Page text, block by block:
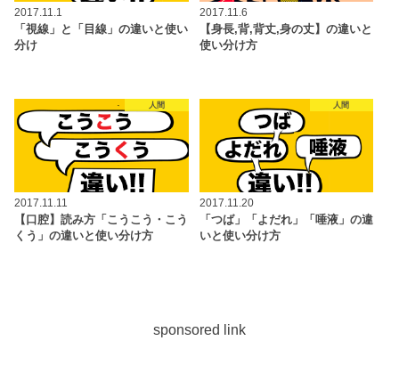
2017.11.1
「視線」と「目線」の違いと使い
分け
2017.11.6
【身長,背,背丈,身の丈】の違いと
使い分け方
人間
2017.11.11
【口腔】読み方「こうこう・こう
くう」の違いと使い分け方
人間
2017.11.20
「つば」「よだれ」「唾液」の違
いと使い分け方
sponsored link